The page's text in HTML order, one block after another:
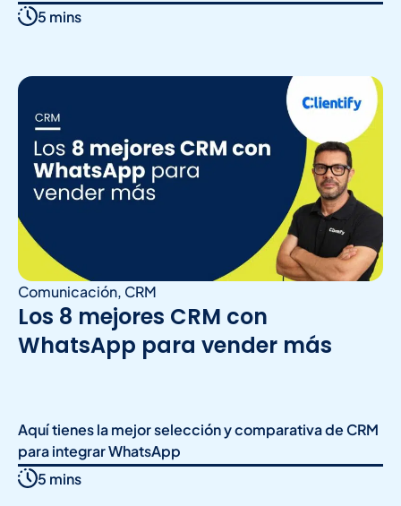
5 mins
Comunicación, CRM
Los 8 mejores CRM con
WhatsApp para vender más
Aquí tienes la mejor selección y comparativa de CRM
para integrar WhatsApp
5 mins